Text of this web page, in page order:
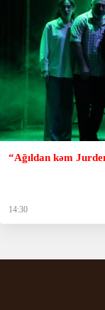
“Ağıldan kəm
14:30